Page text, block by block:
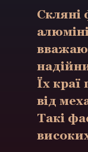
Скляні
Їх краї
від
Такі